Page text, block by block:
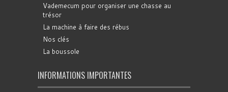
Vademecum pour organiser une chasse au
trésor
La machine à faire des rébus
Nos clés
La boussole
INFORMATIONS IMPORTANTES